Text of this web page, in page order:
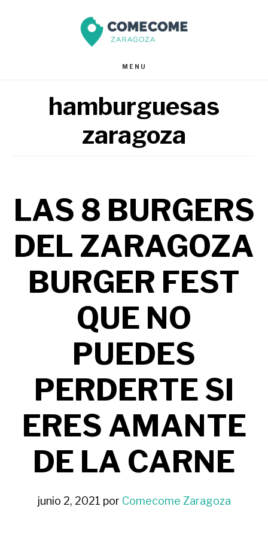
MENU
hamburguesas
zaragoza
LAS 8 BURGERS
DEL ZARAGOZA
BURGER FEST
QUE NO
PUEDES
PERDERTE SI
ERES AMANTE
DE LA CARNE
junio 2, 2021 por Comecome Zaragoza